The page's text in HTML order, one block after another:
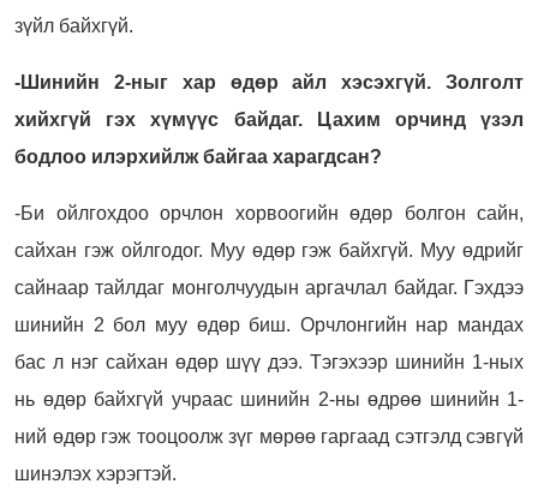
зүйл байхгүй.
-Шинийн 2-ныг хар өдөр айл хэсэхгүй. Золголт
хийхгүй гэх хүмүүс байдаг. Цахим орчинд үзэл
бодлоо илэрхийлж байгаа харагдсан?
-Би ойлгохдоо орчлон хорвоогийн өдөр болгон сайн,
сайхан гэж ойлгодог. Муу өдөр гэж байхгүй. Муу өдрийг
сайнаар тайлдаг монголчуудын аргачлал байдаг. Гэхдээ
шинийн 2 бол муу өдөр биш. Орчлонгийн нар мандах
бас л нэг сайхан өдөр шүү дээ. Тэгэхээр шинийн 1-ных
нь өдөр байхгүй учраас шинийн 2-ны өдрөө шинийн 1-
ний өдөр гэж тооцоолж зүг мөрөө гаргаад сэтгэлд сэвгүй
шинэлэх хэрэгтэй.